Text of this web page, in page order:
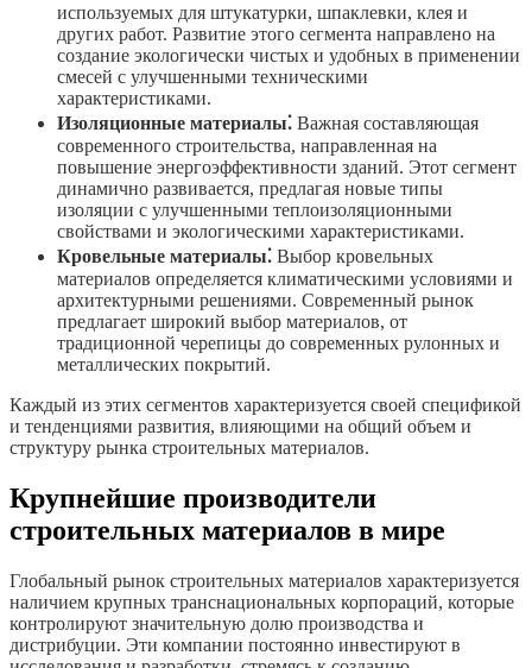
используемых для штукатурки, шпаклевки, клея и
других работ. Развитие этого сегмента направлено на
создание экологически чистых и удобных в применении
смесей с улучшенными техническими
характеристиками.
Изоляционные материалы⁚ Важная составляющая
современного строительства, направленная на
повышение энергоэффективности зданий. Этот сегмент
динамично развивается, предлагая новые типы
изоляции с улучшенными теплоизоляционными
свойствами и экологическими характеристиками.
Кровельные материалы⁚ Выбор кровельных
материалов определяется климатическими условиями и
архитектурными решениями. Современный рынок
предлагает широкий выбор материалов, от
традиционной черепицы до современных рулонных и
металлических покрытий.
Каждый из этих сегментов характеризуется своей спецификой
и тенденциями развития, влияющими на общий объем и
структуру рынка строительных материалов.
Крупнейшие производители
строительных материалов в мире
Глобальный рынок строительных материалов характеризуется
наличием крупных транснациональных корпораций, которые
контролируют значительную долю производства и
дистрибуции. Эти компании постоянно инвестируют в